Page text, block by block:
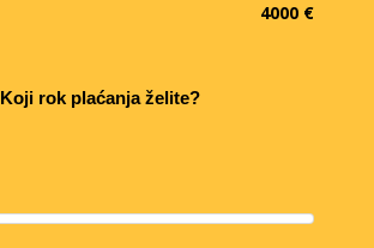
4000 €
Koji rok plaćanja želite?